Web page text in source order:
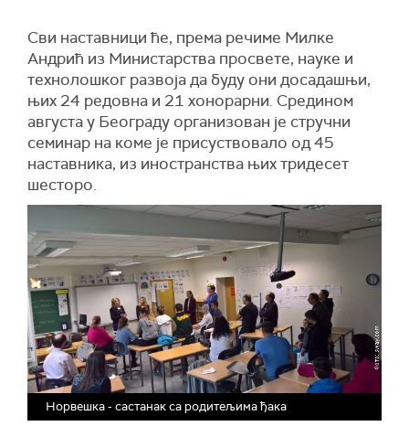
Сви наставници ће, према речиме Милке
Андрић из Министарства просвете, науке и
технолошког развоја да буду они досадашњи,
њих 24 редовна и 21 хонорарни. Средином
августа у Београду организован је стручни
семинар на коме је присуствовало од 45
наставника, из иностранства њих тридесет
шесторо.
Норвешка - састанак са родитељима ђака